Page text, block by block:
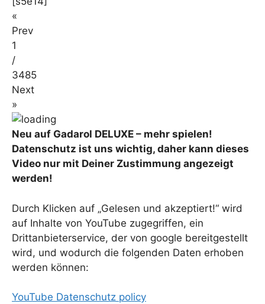
«
Prev
1
/
3485
Next
»
Neu auf Gadarol DELUXE – mehr spielen!
Datenschutz ist uns wichtig, daher kann dieses
Video nur mit Deiner Zustimmung angezeigt
werden!
Durch Klicken auf „Gelesen und akzeptiert!“ wird
auf Inhalte von YouTube zugegriffen, ein
Drittanbieterservice, der von google bereitgestellt
wird, und wodurch die folgenden Daten erhoben
werden können:
YouTube Datenschutz policy